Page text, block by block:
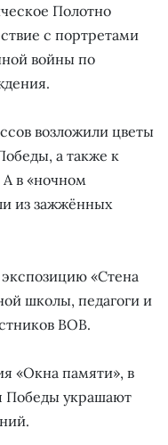
Полотно
с портретами
войны по
возложили цветы
а также к
в «ночном
из зажжённых
«Стена
школы, педагоги и
ВОВ.
«Окна памяти», в
Победы украшают